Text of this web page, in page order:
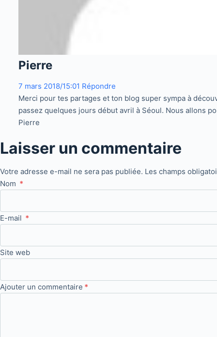
Pierre
7 mars 2018/15:01 Répondre
Merci pour tes partages et ton blog super sympa à
passez quelques jours début avril à Séoul. Nous allons
Pierre
Laisser un commentaire
Votre adresse e-mail ne sera pas publiée. Les champs
Nom *
E-mail *
Site web
Ajouter un commentaire *